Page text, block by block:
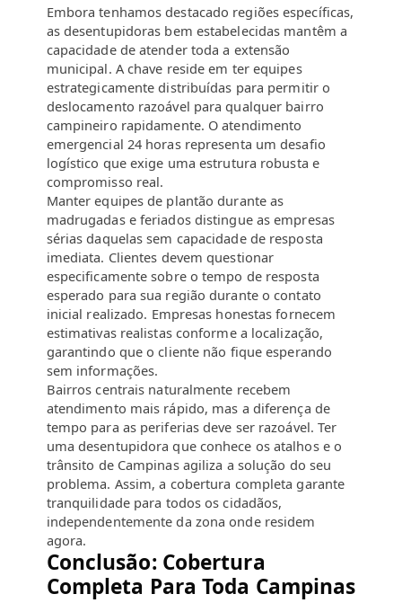
Embora tenhamos destacado regiões específicas,
as desentupidoras bem estabelecidas mantêm a
capacidade de atender toda a extensão
municipal. A chave reside em ter equipes
estrategicamente distribuídas para permitir o
deslocamento razoável para qualquer bairro
campineiro rapidamente. O atendimento
emergencial 24 horas representa um desafio
logístico que exige uma estrutura robusta e
compromisso real.
Manter equipes de plantão durante as
madrugadas e feriados distingue as empresas
sérias daquelas sem capacidade de resposta
imediata. Clientes devem questionar
especificamente sobre o tempo de resposta
esperado para sua região durante o contato
inicial realizado. Empresas honestas fornecem
estimativas realistas conforme a localização,
garantindo que o cliente não fique esperando
sem informações.
Bairros centrais naturalmente recebem
atendimento mais rápido, mas a diferença de
tempo para as periferias deve ser razoável. Ter
uma desentupidora que conhece os atalhos e o
trânsito de Campinas agiliza a solução do seu
problema. Assim, a cobertura completa garante
tranquilidade para todos os cidadãos,
independentemente da zona onde residem
agora.
Conclusão: Cobertura
Completa Para Toda Campinas